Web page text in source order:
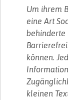
Um ihrem
eine Art
behinderte
können.
kleinen